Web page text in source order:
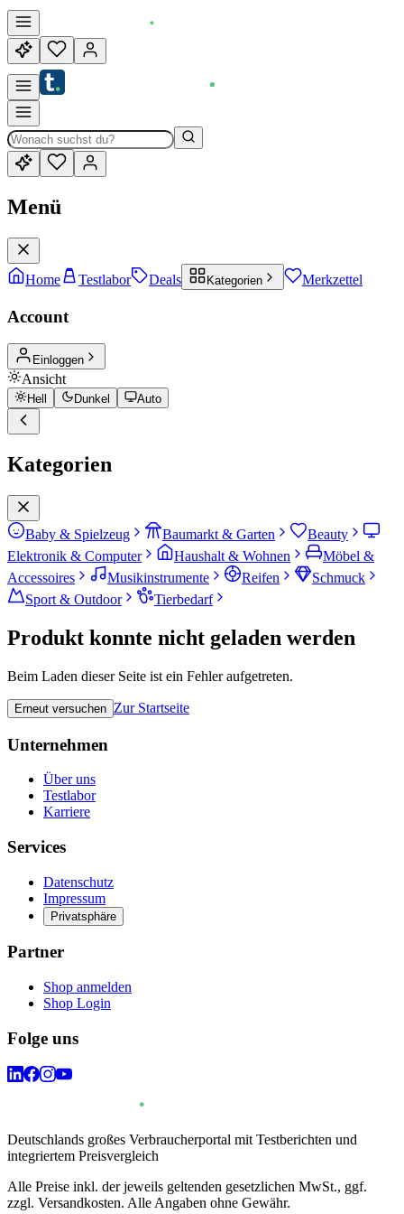
Menü
Home Testlabor Deals Kategorien Merkzettel
Account
Einloggen
Ansicht
Hell Dunkel Auto
Kategorien
Baby & Spielzeug Baumarkt & Garten
Beauty
Elektronik & Computer
Haushalt & Wohnen
Möbel &
Accessoires
Musikinstrumente Reifen
Schmuck
Sport & Outdoor
Tierbedarf
Produkt konnte nicht geladen werden
Beim Laden dieser Seite ist ein Fehler aufgetreten.
Erneut versuchen Zur Startseite
Unternehmen
Über uns
Testlabor
Karriere
Services
Datenschutz
Impressum
Privatsphäre
Partner
Shop anmelden
Shop Login
Folge uns
Deutschlands großes Verbraucherportal mit Testberichten und
integriertem Preisvergleich
Alle Preise inkl. der jeweils geltenden gesetzlichen MwSt., ggf.
zzgl. Versandkosten. Alle Angaben ohne Gewähr.